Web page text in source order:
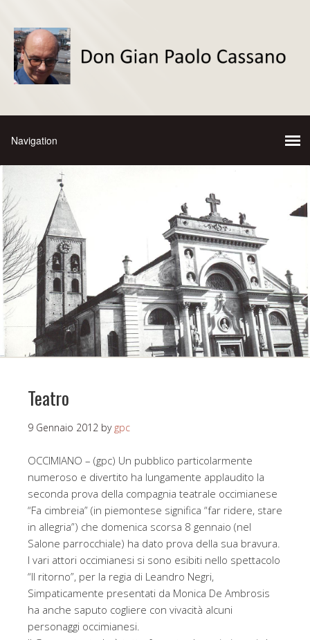
Teatro
9 Gennaio 2012 by gpc
OCCIMIANO – (gpc) Un pubblico particolarmente
numeroso e divertito ha lungamente applaudito la
seconda prova della compagnia teatrale occimianese
“Fa cimbreia” (in piemontese significa “far ridere, stare
in allegria”) che domenica scorsa 8 gennaio (nel
Salone parrocchiale) ha dato prova della sua bravura.
I vari attori occimianesi si sono esibiti nello spettacolo
“Il ritorno”, per la regia di Leandro Negri,
Simpaticamente presentati da Monica De Ambrosis
ha anche saputo cogliere con vivacità alcuni
personaggi occimianesi.